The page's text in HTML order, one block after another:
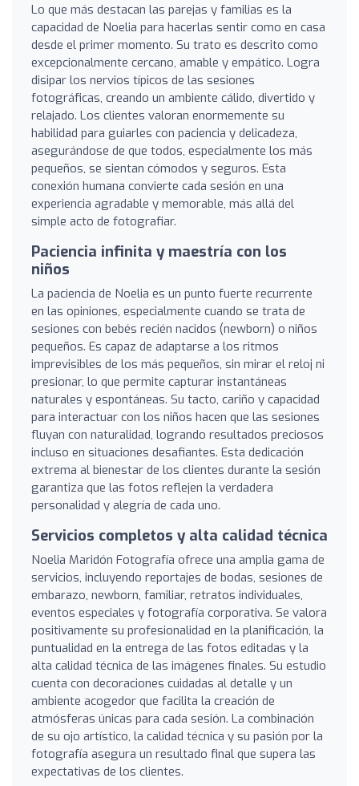
Lo que más destacan las parejas y familias es la
capacidad de Noelia para hacerlas sentir como en casa
desde el primer momento. Su trato es descrito como
excepcionalmente cercano, amable y empático. Logra
disipar los nervios típicos de las sesiones
fotográficas, creando un ambiente cálido, divertido y
relajado. Los clientes valoran enormemente su
habilidad para guiarles con paciencia y delicadeza,
asegurándose de que todos, especialmente los más
pequeños, se sientan cómodos y seguros. Esta
conexión humana convierte cada sesión en una
experiencia agradable y memorable, más allá del
simple acto de fotografiar.
Paciencia infinita y maestría con los
niños
La paciencia de Noelia es un punto fuerte recurrente
en las opiniones, especialmente cuando se trata de
sesiones con bebés recién nacidos (newborn) o niños
pequeños. Es capaz de adaptarse a los ritmos
imprevisibles de los más pequeños, sin mirar el reloj ni
presionar, lo que permite capturar instantáneas
naturales y espontáneas. Su tacto, cariño y capacidad
para interactuar con los niños hacen que las sesiones
fluyan con naturalidad, logrando resultados preciosos
incluso en situaciones desafiantes. Esta dedicación
extrema al bienestar de los clientes durante la sesión
garantiza que las fotos reflejen la verdadera
personalidad y alegría de cada uno.
Servicios completos y alta calidad técnica
Noelia Maridón Fotografía ofrece una amplia gama de
servicios, incluyendo reportajes de bodas, sesiones de
embarazo, newborn, familiar, retratos individuales,
eventos especiales y fotografía corporativa. Se valora
positivamente su profesionalidad en la planificación, la
puntualidad en la entrega de las fotos editadas y la
alta calidad técnica de las imágenes finales. Su estudio
cuenta con decoraciones cuidadas al detalle y un
ambiente acogedor que facilita la creación de
atmósferas únicas para cada sesión. La combinación
de su ojo artístico, la calidad técnica y su pasión por la
fotografía asegura un resultado final que supera las
expectativas de los clientes.